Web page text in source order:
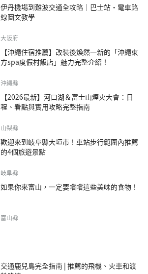
伊丹機場到難波交通全攻略｜巴士站・電車路
線圖文教學
大阪府
【沖繩住宿推薦】改裝後煥然一新的「沖繩東
方spa度假村飯店」魅力完整介紹！
沖繩縣
【2026最新】河口湖＆富士山煙火大會：日
程、看點與實用攻略完整指南
山梨縣
歡迎來到岐阜縣大垣市！車站步行範圍內推薦
的4個旅遊景點
岐阜縣
如果你來富山，一定要嚐嚐這些美味的食物！
富山縣
交通鹿兒島完全指南 | 推薦的飛機、火車和渡